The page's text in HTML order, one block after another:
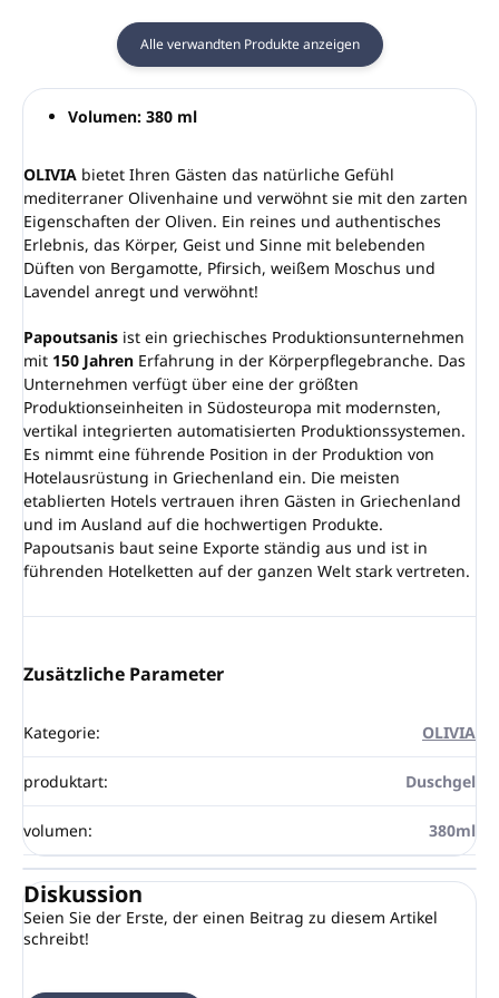
Alle verwandten Produkte anzeigen
Volumen: 380 ml
OLIVIA bietet Ihren Gästen das natürliche Gefühl
mediterraner Olivenhaine und verwöhnt sie mit den zarten
Eigenschaften der Oliven. Ein reines und authentisches
Erlebnis, das Körper, Geist und Sinne mit belebenden
Düften von Bergamotte, Pfirsich, weißem Moschus und
Lavendel anregt und verwöhnt!
Papoutsanis ist ein griechisches Produktionsunternehmen
mit 150 Jahren Erfahrung in der Körperpflegebranche. Das
Unternehmen verfügt über eine der größten
Produktionseinheiten in Südosteuropa mit modernsten,
vertikal integrierten automatisierten Produktionssystemen.
Es nimmt eine führende Position in der Produktion von
Hotelausrüstung in Griechenland ein. Die meisten
etablierten Hotels vertrauen ihren Gästen in Griechenland
und im Ausland auf die hochwertigen Produkte.
Papoutsanis baut seine Exporte ständig aus und ist in
führenden Hotelketten auf der ganzen Welt stark vertreten.
Zusätzliche Parameter
Kategorie: OLIVIA
produktart: Duschgel
volumen: 380ml
Diskussion
Seien Sie der Erste, der einen Beitrag zu diesem Artikel
schreibt!